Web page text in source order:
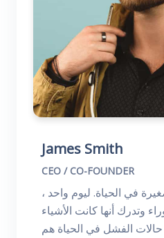
James Smith
CEO / CO-FOUNDER
في الحياة. ليوم واحد ،
وتدرك أنها كانت الأشياء
حالات الفشل في الحياة هم